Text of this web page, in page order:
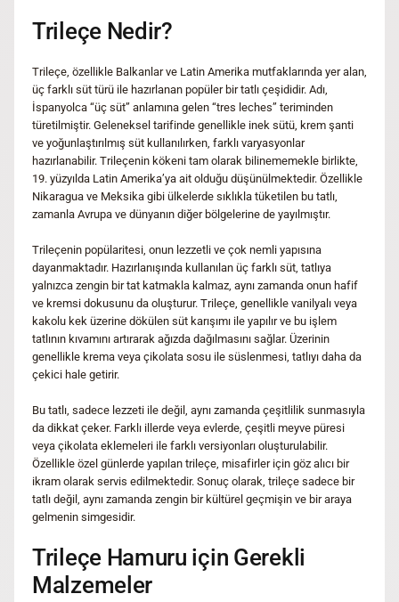
Trileçe Nedir?
Trileçe, özellikle Balkanlar ve Latin Amerika mutfaklarında yer alan,
üç farklı süt türü ile hazırlanan popüler bir tatlı çeşididir. Adı,
İspanyolca “üç süt” anlamına gelen “tres leches” teriminden
türetilmiştir. Geleneksel tarifinde genellikle inek sütü, krem şanti
ve yoğunlaştırılmış süt kullanılırken, farklı varyasyonlar
hazırlanabilir. Trileçenin kökeni tam olarak bilinememekle birlikte,
19. yüzyılda Latin Amerika’ya ait olduğu düşünülmektedir. Özellikle
Nikaragua ve Meksika gibi ülkelerde sıklıkla tüketilen bu tatlı,
zamanla Avrupa ve dünyanın diğer bölgelerine de yayılmıştır.
Trileçenin popülaritesi, onun lezzetli ve çok nemli yapısına
dayanmaktadır. Hazırlanışında kullanılan üç farklı süt, tatlıya
yalnızca zengin bir tat katmakla kalmaz, aynı zamanda onun hafif
ve kremsi dokusunu da oluşturur. Trileçe, genellikle vanilyalı veya
kakolu kek üzerine dökülen süt karışımı ile yapılır ve bu işlem
tatlının kıvamını artırarak ağızda dağılmasını sağlar. Üzerinin
genellikle krema veya çikolata sosu ile süslenmesi, tatlıyı daha da
çekici hale getirir.
Bu tatlı, sadece lezzeti ile değil, aynı zamanda çeşitlilik sunmasıyla
da dikkat çeker. Farklı illerde veya evlerde, çeşitli meyve püresi
veya çikolata eklemeleri ile farklı versiyonları oluşturulabilir.
Özellikle özel günlerde yapılan trileçe, misafirler için göz alıcı bir
ikram olarak servis edilmektedir. Sonuç olarak, trileçe sadece bir
tatlı değil, aynı zamanda zengin bir kültürel geçmişin ve bir araya
gelmenin simgesidir.
Trileçe Hamuru için Gerekli
Malzemeler